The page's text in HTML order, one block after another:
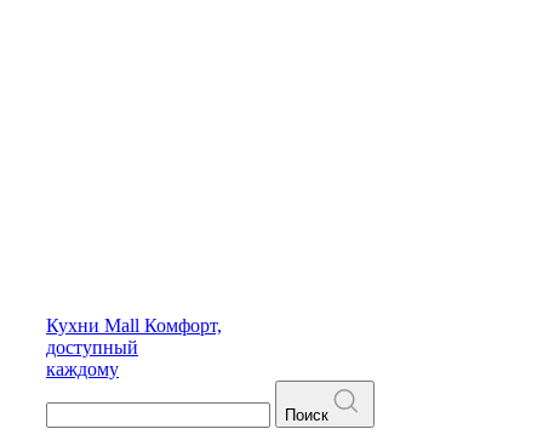
Кухни Mall Комфорт,
доступный
каждому
Поиск